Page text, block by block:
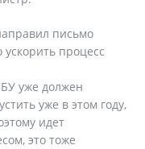
письмо
процесс
уже должен
уже в этом году,
идет
это тоже